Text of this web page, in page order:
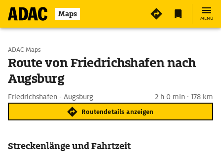
Maps MENÜ
Start wählen
Ziel eingeben
ADAC Maps
Route von Friedrichshafen nach
Augsburg
Friedrichshafen - Augsburg 2 h 0 min · 178 km
Routendetails anzeigen
Streckenlänge und Fahrtzeit